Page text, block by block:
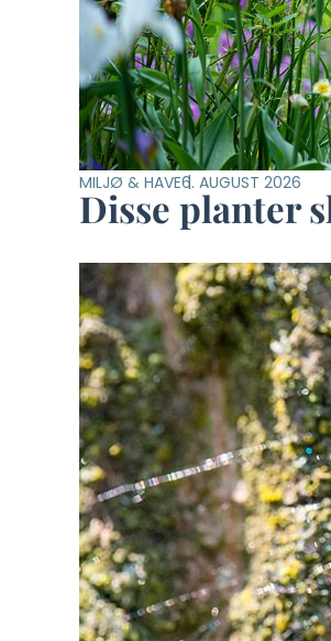
MILJØ & HAVE6. AUGUST 2026
Disse planter